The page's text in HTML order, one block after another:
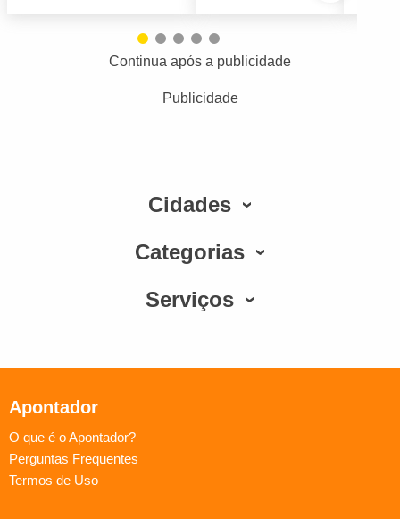
Continua após a publicidade
Publicidade
Cidades
Categorias
Serviços
Apontador
O que é o Apontador?
Perguntas Frequentes
Termos de Uso